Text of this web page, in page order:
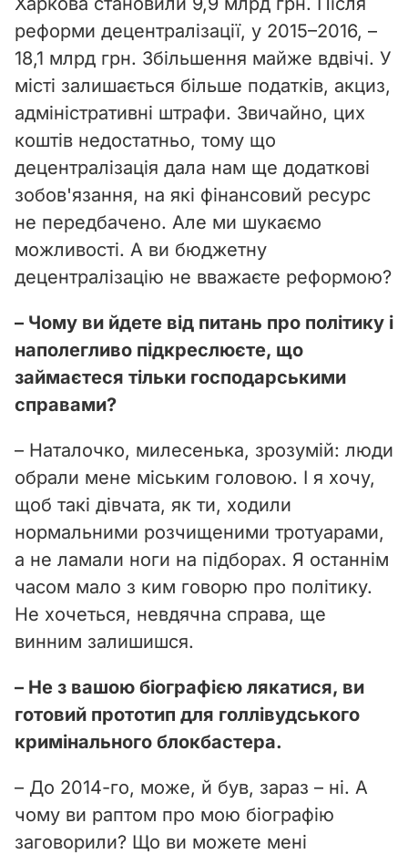
реформи децентралізації, у 2015–2016, –
18,1 млрд грн. Збільшення майже вдвічі. У
місті залишається більше податків, акциз,
адміністративні штрафи. Звичайно, цих
коштів недостатньо, тому що
децентралізація дала нам ще додаткові
зобов'язання, на які фінансовий ресурс
не передбачено. Але ми шукаємо
можливості. А ви бюджетну
децентралізацію не вважаєте реформою?
– Чому ви йдете від питань про політику і
наполегливо підкреслюєте, що
займаєтеся тільки господарськими
справами?
– Наталочко, милесенька, зрозумій: люди
обрали мене міським головою. І я хочу,
щоб такі дівчата, як ти, ходили
нормальними розчищеними тротуарами,
а не ламали ноги на підборах. Я останнім
часом мало з ким говорю про політику.
Не хочеться, невдячна справа, ще
винним залишишся.
– Не з вашою біографією лякатися, ви
готовий прототип для голлівудського
кримінального блокбастера.
– До 2014-го, може, й був, зараз – ні. А
чому ви раптом про мою біографію
заговорили? Що ви можете мені